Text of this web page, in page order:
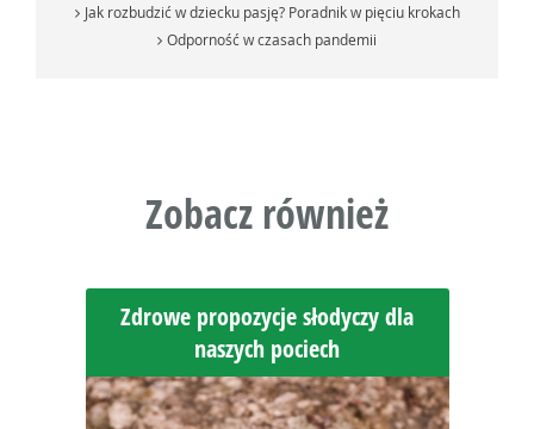
Jak rozbudzić w dziecku pasję? Poradnik w pięciu krokach
Odporność w czasach pandemii
Zobacz również
Zdrowe propozycje słodyczy dla
naszych pociech